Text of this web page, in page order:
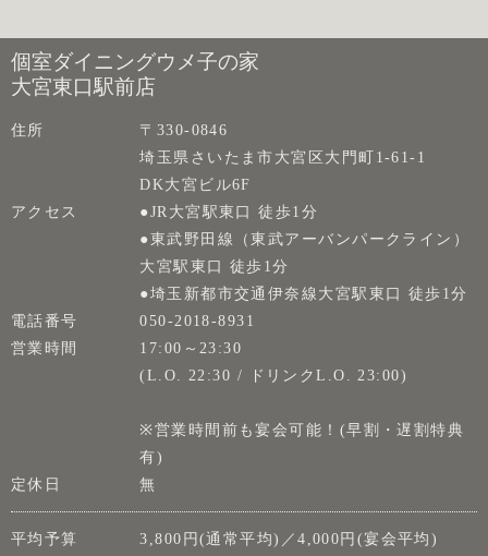
個室ダイニングウメ子の家
大宮東口駅前店
住所
〒330-0846
埼玉県さいたま市大宮区大門町1-61-1
DK大宮ビル6F
アクセス
●JR大宮駅東口 徒歩1分
●東武野田線（東武アーバンパークライン）
大宮駅東口 徒歩1分
●埼玉新都市交通伊奈線大宮駅東口 徒歩1分
電話番号
050-2018-8931
営業時間
17:00～23:30
(L.O. 22:30 / ドリンクL.O. 23:00)
※営業時間前も宴会可能！(早割・遅割特典
有)
定休日
無
平均予算
3,800円(通常平均)／4,000円(宴会平均)